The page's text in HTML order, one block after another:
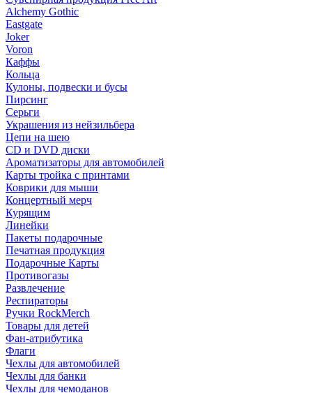
Alchemy Gothic
Eastgate
Joker
Voron
Каффы
Кольца
Кулоны, подвески и бусы
Пирсинг
Серьги
Украшения из нейзильбера
Цепи на шею
CD и DVD диски
Ароматизаторы для автомобилей
Карты тройка с принтами
Коврики для мыши
Концертный мерч
Курящим
Линейки
Пакеты подарочные
Печатная продукция
Подарочные Карты
Противогазы
Развлечение
Респираторы
Ручки RockMerch
Товары для детей
Фан-атрибутика
Флаги
Чехлы для автомобилей
Чехлы для банки
Чехлы для чемоданов